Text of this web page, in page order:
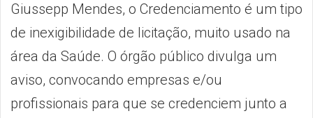
Giussepp Mendes, o Credenciamento é um tipo
de inexigibilidade de licitação, muito usado na
área da Saúde. O órgão público divulga um
aviso, convocando empresas e/ou
profissionais para que se credenciem junto a